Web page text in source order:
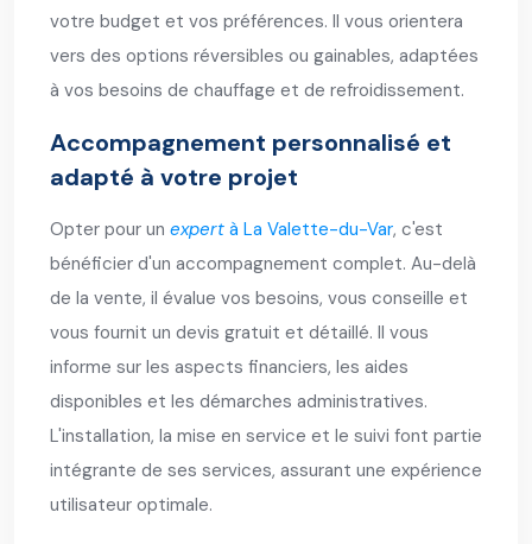
votre budget et vos préférences. Il vous orientera
vers des options réversibles ou gainables, adaptées
à vos besoins de chauffage et de refroidissement.
Accompagnement personnalisé et
adapté à votre projet
Opter pour un expert à La Valette-du-Var, c'est
bénéficier d'un accompagnement complet. Au-delà
de la vente, il évalue vos besoins, vous conseille et
vous fournit un devis gratuit et détaillé. Il vous
informe sur les aspects financiers, les aides
disponibles et les démarches administratives.
L'installation, la mise en service et le suivi font partie
intégrante de ses services, assurant une expérience
utilisateur optimale.